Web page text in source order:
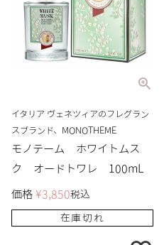
イタリア ヴェネツィアのフレグラン
スブランド、MONOTHEME
モノテーム ホワイトムス
ク オードトワレ 100mL
価格 ¥3,850税込
在庫切れ